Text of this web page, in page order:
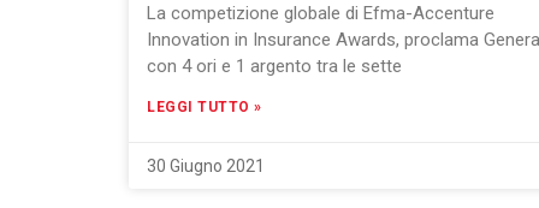
La competizione globale di Efma-Accenture
Innovation in Insurance Awards, proclama
con 4 ori e 1 argento tra le sette
LEGGI TUTTO »
30 Giugno 2021